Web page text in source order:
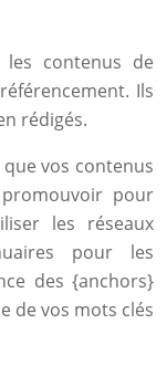
contenus de
Ils
rédigés.
vos contenus
pour
les réseaux
pour les
des {anchors}
de vos mots clés